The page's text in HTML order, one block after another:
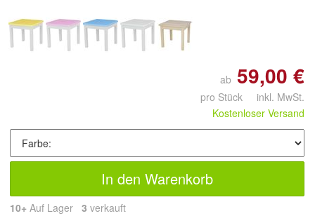
ab 59,00 €
pro Stück inkl. MwSt.
Kostenloser Versand
In den Warenkorb
10+ Auf Lager 3 verkauft